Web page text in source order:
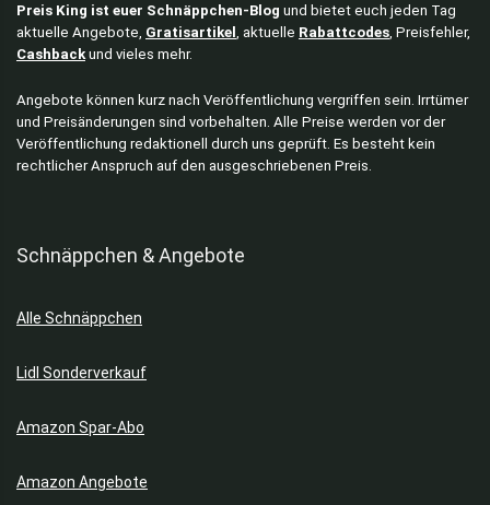
Preis King ist euer Schnäppchen-Blog und bietet euch jeden Tag
aktuelle Angebote, Gratisartikel , aktuelle Rabattcodes , Preisfehler,
Cashback und vieles mehr.
Angebote können kurz nach Veröffentlichung vergriffen sein. Irrtümer
und Preisänderungen sind vorbehalten. Alle Preise werden vor der
Veröffentlichung redaktionell durch uns geprüft. Es besteht kein
rechtlicher Anspruch auf den ausgeschriebenen Preis.
Schnäppchen & Angebote
Alle Schnäppchen
Lidl Sonderverkauf
Amazon Spar-Abo
Amazon Angebote